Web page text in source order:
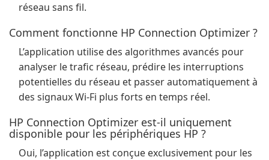
réseau sans fil.
Comment fonctionne HP Connection Optimizer ?
L’application utilise des algorithmes avancés pour
analyser le trafic réseau, prédire les interruptions
potentielles du réseau et passer automatiquement à
des signaux Wi-Fi plus forts en temps réel.
HP Connection Optimizer est-il uniquement
disponible pour les périphériques HP ?
Oui, l’application est conçue exclusivement pour les